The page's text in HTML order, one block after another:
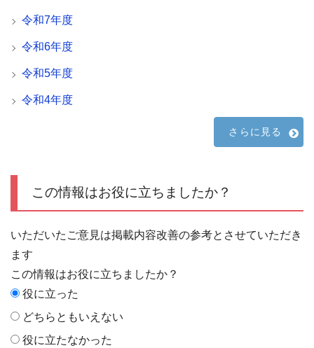
令和7年度
令和6年度
令和5年度
令和4年度
さらに見る
この情報はお役に立ちましたか？
いただいたご意見は掲載内容改善の参考とさせていただき
ます
この情報はお役に立ちましたか？
役に立った
どちらともいえない
役に立たなかった